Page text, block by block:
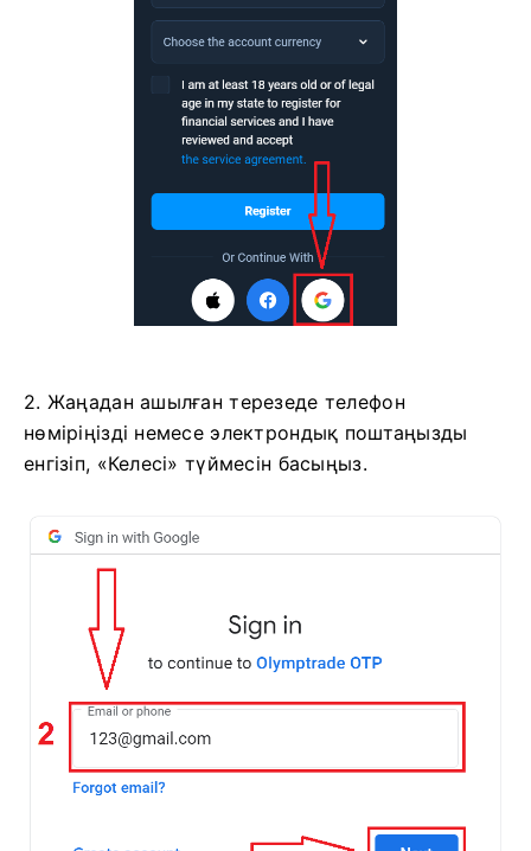
2. Жаңадан ашылған терезеде телефон
нөміріңізді немесе электрондық поштаңызды
енгізіп, «Келесі» түймесін басыңыз.